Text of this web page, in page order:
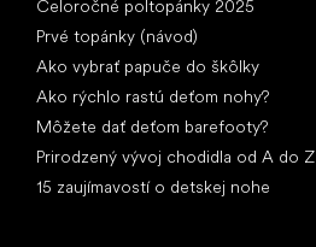
Celoročné poltopánky 2025
Prvé topánky (návod)
Ako vybrať papuče do škôlky
Ako rýchlo rastú deťom nohy?
Môžete dať deťom barefooty?
Prirodzený vývoj chodidla od A do Z
15 zaujímavostí o detskej nohe